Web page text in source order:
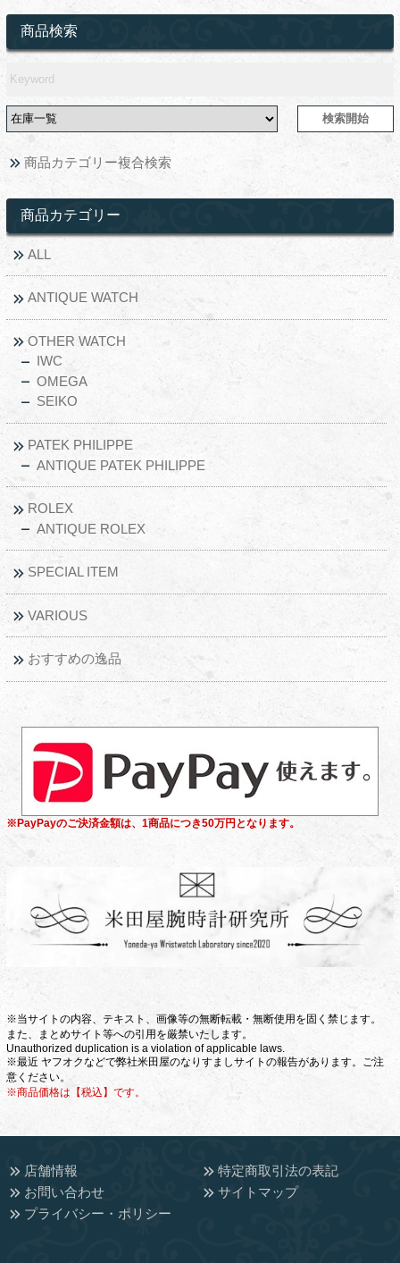
商品検索
商品カテゴリー複合検索
商品カテゴリー
ALL
ANTIQUE WATCH
OTHER WATCH
IWC
OMEGA
SEIKO
PATEK PHILIPPE
ANTIQUE PATEK PHILIPPE
ROLEX
ANTIQUE ROLEX
SPECIAL ITEM
VARIOUS
おすすめの逸品
※PayPayのご決済金額は、1商品につき50万円となります。
※当サイトの内容、テキスト、画像等の無断転載・無断使用を固く禁じます。
また、まとめサイト等への引用を厳禁いたします。
Unauthorized duplication is a violation of applicable laws.
※最近 ヤフオクなどで弊社米田屋のなりすましサイトの報告があります。ご注
意ください。
※商品価格は【税込】です。
店舗情報
特定商取引法の表記
お問い合わせ
サイトマップ
プライバシー・ポリシー